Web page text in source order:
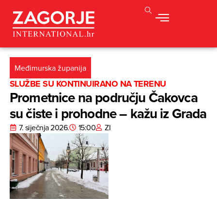
Međimurska županija
SLUŽBE SU KONTINUIRANO NA TERENU
Prometnice na području Čakovca
su čiste i prohodne – kažu iz Grada
7. siječnja 2026. 15:00 ZI